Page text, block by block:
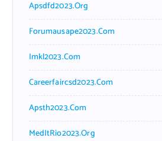
Apsdfd2023.org
Forumausape2023.com
Imkl2023.com
Careerfaircsd2023.com
Apsth2023.com
MedItRio2023.org